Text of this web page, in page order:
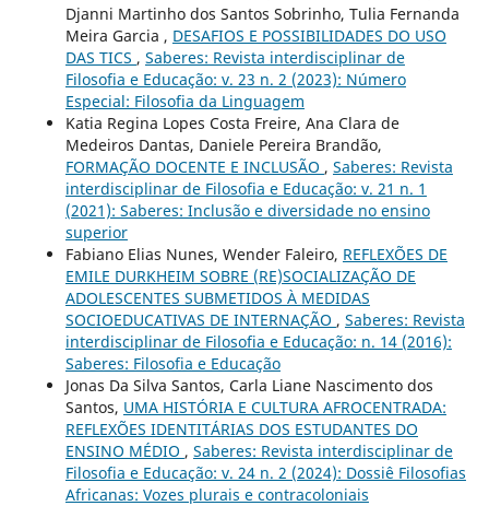
Djanni Martinho dos Santos Sobrinho, Tulia Fernanda
Meira Garcia , DESAFIOS E POSSIBILIDADES DO USO
DAS TICS , Saberes: Revista interdisciplinar de
Filosofia e Educação: v. 23 n. 2 (2023): Número
Especial: Filosofia da Linguagem
Katia Regina Lopes Costa Freire, Ana Clara de
Medeiros Dantas, Daniele Pereira Brandão,
FORMAÇÃO DOCENTE E INCLUSÃO , Saberes: Revista
interdisciplinar de Filosofia e Educação: v. 21 n. 1
(2021): Saberes: Inclusão e diversidade no ensino
superior
Fabiano Elias Nunes, Wender Faleiro, REFLEXÕES DE
EMILE DURKHEIM SOBRE (RE)SOCIALIZAÇÃO DE
ADOLESCENTES SUBMETIDOS À MEDIDAS
SOCIOEDUCATIVAS DE INTERNAÇÃO , Saberes: Revista
interdisciplinar de Filosofia e Educação: n. 14 (2016):
Saberes: Filosofia e Educação
Jonas Da Silva Santos, Carla Liane Nascimento dos
Santos, UMA HISTÓRIA E CULTURA AFROCENTRADA:
REFLEXÕES IDENTITÁRIAS DOS ESTUDANTES DO
ENSINO MÉDIO , Saberes: Revista interdisciplinar de
Filosofia e Educação: v. 24 n. 2 (2024): Dossiê Filosofias
Africanas: Vozes plurais e contracoloniais